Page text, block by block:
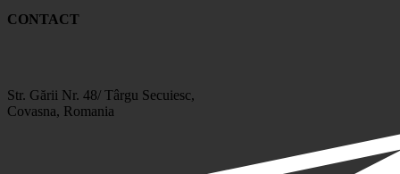
CONTACT
Str. Gării Nr. 48/ Târgu Secuiesc,
Covasna, Romania